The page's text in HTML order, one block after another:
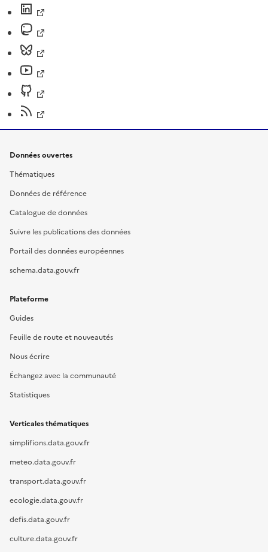
Données ouvertes
Thématiques
Données de référence
Catalogue de données
Suivre les publications des données
Portail des données européennes
schema.data.gouv.fr
Plateforme
Guides
Feuille de route et nouveautés
Nous écrire
Échangez avec la communauté
Statistiques
Verticales thématiques
simplifions.data.gouv.fr
meteo.data.gouv.fr
transport.data.gouv.fr
ecologie.data.gouv.fr
defis.data.gouv.fr
culture.data.gouv.fr